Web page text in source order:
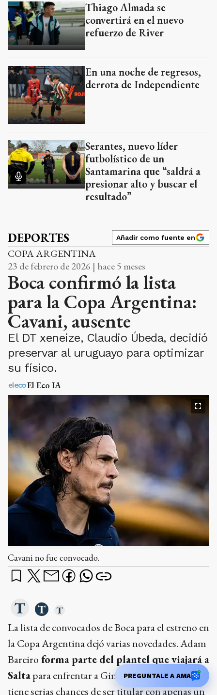
Thiago Almada se
convertirá en el nuevo
refuerzo de River
En una noche de regresos,
derrota de Independiente
Serantes, nuevo líder
futbolístico de un
Santamarina que “saldrá a
presionar alto y buscar el
resultado”
DEPORTES Añadir como fuente en
COPA ARGENTINA
23 de febrero de 2026 | hace 5 meses
Boca confirmó la lista
para la Copa Argentina:
Cavani, ausente
El DT xeneize, Claudio Úbeda, decidió
preservar al uruguayo para optimizar
su físico.
El Eco IA
Cavani no fue convocado.
La lista de convocados de Boca para el estreno en
la Copa Argentina dejó varias novedades. Adam
Bareiro forma parte del plantel que viajará a
Saltapara enfrentar a Gimnasia de Chivilcoy y
tiene serias chances de ser titular con apenas un
PREGUNTALE A AMA